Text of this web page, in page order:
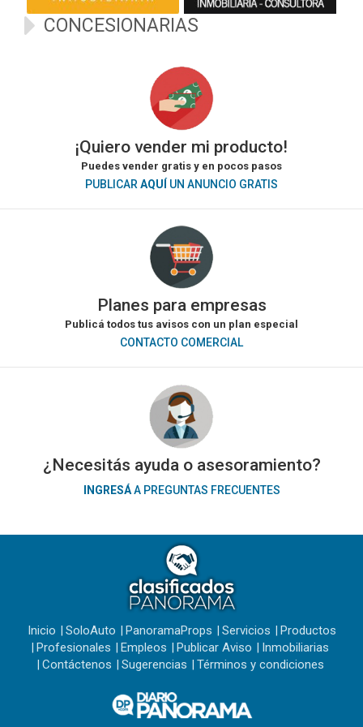
www.grafologiarosario.com
CONCESIONARIAS
¡Quiero vender mi producto!
Puedes vender gratis y en pocos pasos
PUBLICAR AQUÍ UN ANUNCIO GRATIS
Planes para empresas
Publicá todos tus avisos con un plan especial
CONTACTO COMERCIAL
¿Necesitás ayuda o asesoramiento?
INGRESÁA PREGUNTAS FRECUENTES
Inicio SoloAuto PanoramaProps Servicios
Productos
Profesionales
Empleos Publicar Aviso
Inmobiliarias
Contáctenos
Sugerencias Términos y condiciones